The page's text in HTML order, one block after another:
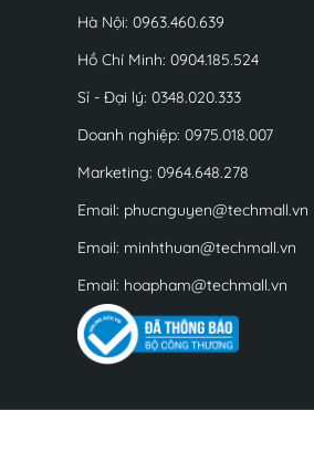
Hà Nội: 0963.460.639
Hồ Chí Minh: 0904.185.524
Sỉ - Đại lý: 0348.020.333
Doanh nghiệp: 0975.018.007
Marketing: 0964.648.278
Email: phucnguyen@techmall.vn
Email: minhthuan@techmall.vn
Email: hoapham@techmall.vn